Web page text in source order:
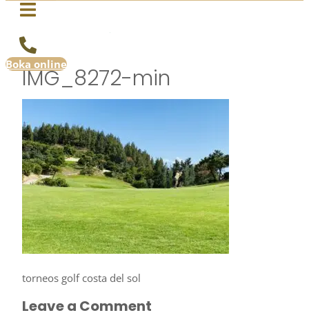
Boka online
IMG_8272-min
torneos golf costa del sol
Leave a Comment